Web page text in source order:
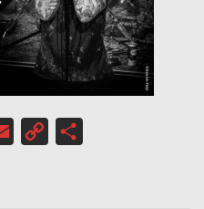
Email
Copy